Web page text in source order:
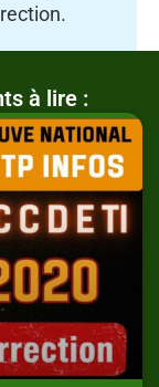
à lire :